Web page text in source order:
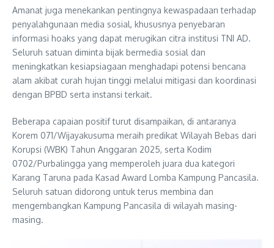
Amanat juga menekankan pentingnya kewaspadaan terhadap
penyalahgunaan media sosial, khususnya penyebaran
informasi hoaks yang dapat merugikan citra institusi TNI AD.
Seluruh satuan diminta bijak bermedia sosial dan
meningkatkan kesiapsiagaan menghadapi potensi bencana
alam akibat curah hujan tinggi melalui mitigasi dan koordinasi
dengan BPBD serta instansi terkait.
Beberapa capaian positif turut disampaikan, di antaranya
Korem 071/Wijayakusuma meraih predikat Wilayah Bebas dari
Korupsi (WBK) Tahun Anggaran 2025, serta Kodim
0702/Purbalingga yang memperoleh juara dua kategori
Karang Taruna pada Kasad Award Lomba Kampung Pancasila.
Seluruh satuan didorong untuk terus membina dan
mengembangkan Kampung Pancasila di wilayah masing-
masing.